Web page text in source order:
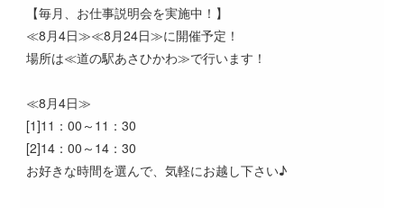
【毎月、お仕事説明会を実施中！】
≪8月4日≫≪8月24日≫に開催予定！
場所は≪道の駅あさひかわ≫で行います！
≪8月4日≫
[1]11：00～11：30
[2]14：00～14：30
お好きな時間を選んで、気軽にお越し下さい♪